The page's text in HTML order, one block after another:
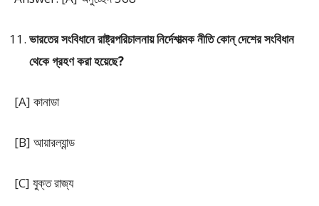
ভারতের সংবিধানে রাষ্ট্রপরিচালনায় নির্দেশাত্মক নীতি কোন্ দেশের সংবিধান
থেকে গ্রহণ করা হয়েছে?
[A] কানাডা
[B] আয়ারল্যান্ড
[C] যুক্ত রাজ্য